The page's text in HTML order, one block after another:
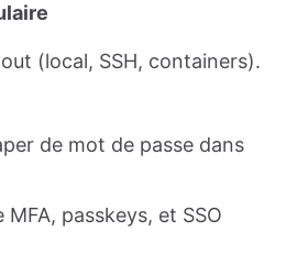
(local, SSH, containers).
de mot de passe dans
passkeys, et SSO